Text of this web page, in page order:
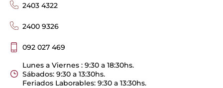
2403 4322
2400 9326
092 027 469
Lunes a Viernes : 9:30 a 18:30hs.
Sábados: 9:30 a 13:30hs.
Feriados Laborables: 9:30 a 13:30hs.